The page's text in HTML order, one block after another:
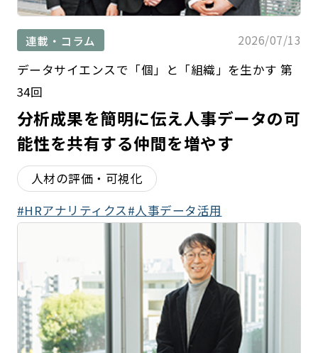
連載・コラム 2026/07/13
分析成果を簡明に伝え人事データの可
能性を共有する仲間を増やす
データサイエンスで「個」と「組織」を生かす 第
34回
人材の評価・可視化
HRアナリティクス
人事データ活用